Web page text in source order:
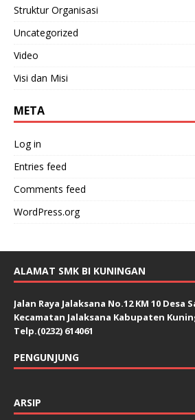
Struktur Organisasi
Uncategorized
Video
Visi dan Misi
META
Log in
Entries feed
Comments feed
WordPress.org
ALAMAT SMK BI KUNINGAN
Jalan Raya Jalaksana No.12 KM 10 Desa
Kecamatan Jalaksana Kabupaten
Telp.(0232) 614061
PENGUNJUNG
ARSIP